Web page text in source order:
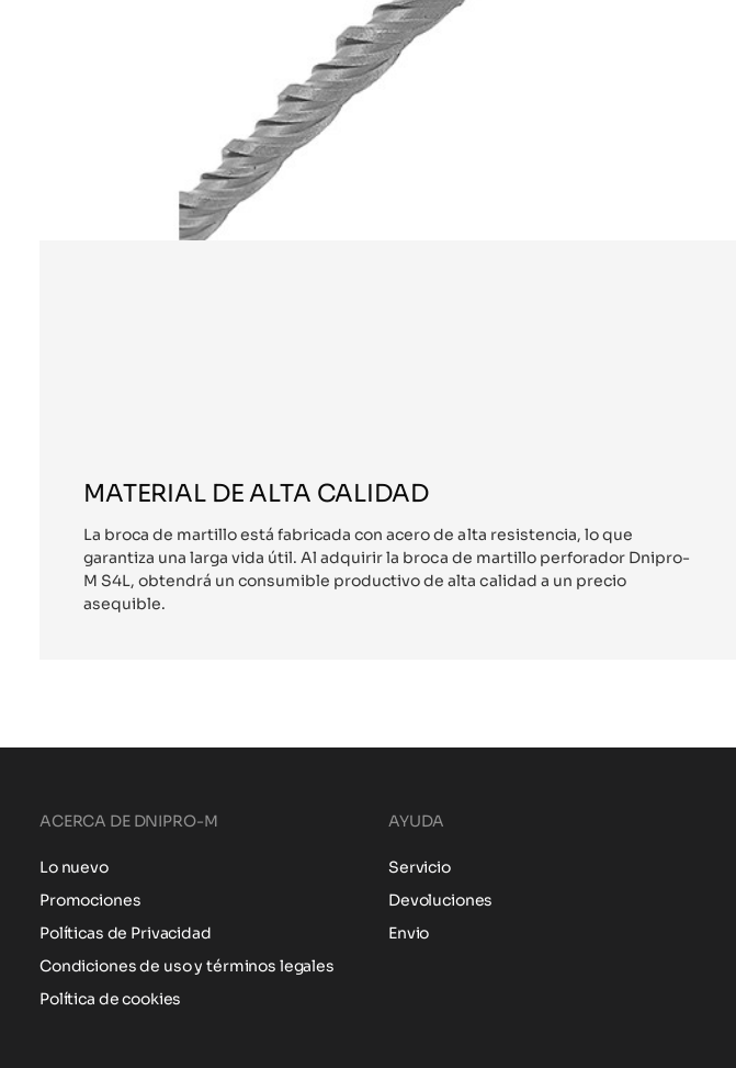
MATERIAL DE ALTA CALIDAD
La broca de martillo está fabricada con acero de alta resistencia, lo que
garantiza una larga vida útil. Al adquirir la broca de martillo perforador Dnipro-
M S4L, obtendrá un consumible productivo de alta calidad a un precio
asequible.
ACERCA DE DNIPRO-M
Lo nuevo
Promociones
Políticas de Privacidad
Condiciones de uso y términos legales
Política de cookies
AYUDA
Servicio
Devoluciones
Envio